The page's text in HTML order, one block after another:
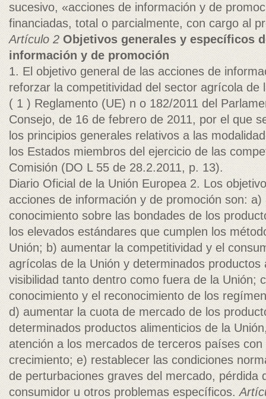
sucesivo, «acciones de información y de
financiadas, total o parcialmente, con cargo al
Artículo 2 Objetivos generales y específicos
información y de promoción
1. El objetivo general de las acciones de
reforzar la competitividad del sector agrícola de
( 1 ) Reglamento (UE) n o 182/2011 del
Consejo, de 16 de febrero de 2011, por el que
los principios generales relativos a las
los Estados miembros del ejercicio de las
Comisión (DO L 55 de 28.2.2011, p. 13).
Diario Oficial de la Unión Europea 2. Los
acciones de información y de promoción son:
conocimiento sobre las bondades de los
los elevados estándares que cumplen los
Unión; b) aumentar la competitividad y el
agrícolas de la Unión y determinados
visibilidad tanto dentro como fuera de la Unión;
conocimiento y el reconocimiento de los
d) aumentar la cuota de mercado de los
determinados productos alimenticios de la
atención a los mercados de terceros países
crecimiento; e) restablecer las condiciones
de perturbaciones graves del mercado, pérdida
consumidor u otros problemas específicos.